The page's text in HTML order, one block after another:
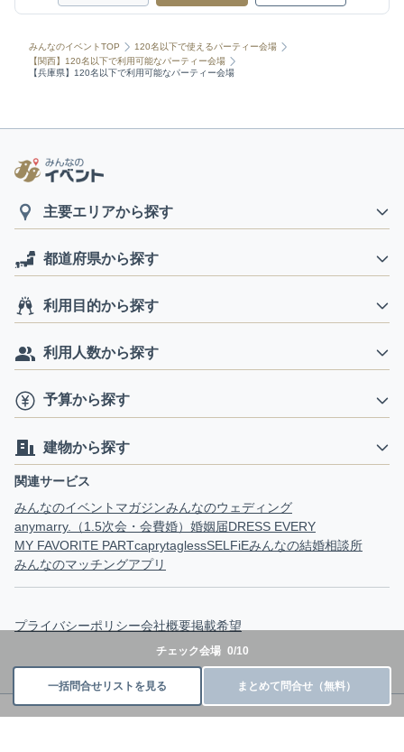
みんなのイベントTOP
120名以下で使えるパーティー会場
【関西】120名以下で利用可能なパーティー会場
【兵庫県】120名以下で利用可能なパーティー会場
チェック会場 0/10
一括問合せリストを見る まとめて問合せ（無料）
主要エリアから探す
都道府県から探す
利用目的から探す
利用人数から探す
予算から探す
建物から探す
関連サービス
みんなのイベントマガジンみんなのウェディング
anymarry.（1.5次会・会費婚） 婚姻届DRESS EVERY
MY FAVORITE PARTcaprytaglessSELFiEみんなの結婚相談所
みんなのマッチングアプリ
プライバシーポリシー会社概要掲載希望